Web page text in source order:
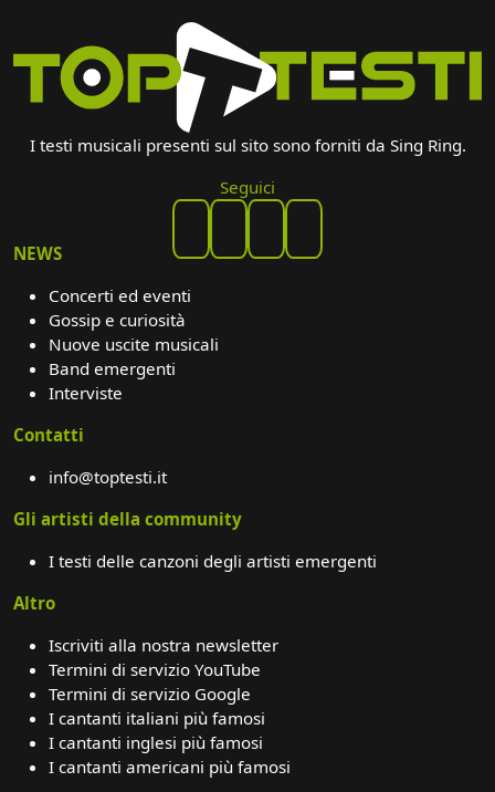
I testi musicali presenti sul sito sono forniti da Sing Ring.
Seguici
NEWS
Concerti ed eventi
Gossip e curiosità
Nuove uscite musicali
Band emergenti
Interviste
Contatti
info@toptesti.it
Gli artisti della community
I testi delle canzoni degli artisti emergenti
Altro
Iscriviti alla nostra newsletter
Termini di servizio YouTube
Termini di servizio Google
I cantanti italiani più famosi
I cantanti inglesi più famosi
I cantanti americani più famosi